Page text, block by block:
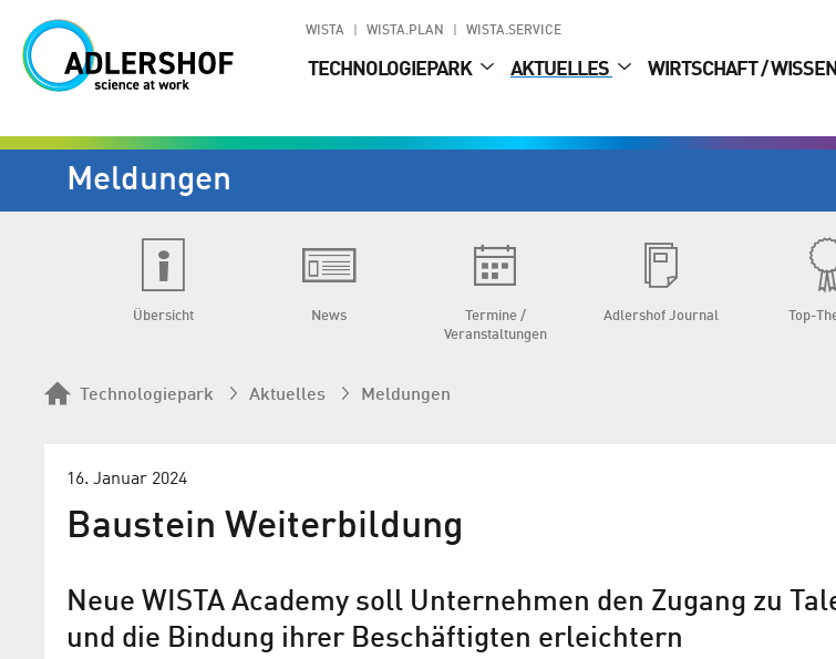
WISTA WISTA.PLAN WISTA.SERVICE
TECHNOLOGIEPARK AKTUELLES WIRTSCHAFT /
Meldungen
Übersicht News
Termine /
Veranstaltungen
Adlershof Journal Top-
Technologiepark Aktuelles Meldungen
16. Januar 2024
Baustein Weiterbildung
Neue WISTA Academy soll Unternehmen den Zugang zu
und die Bindung ihrer Beschäftigten erleichtern